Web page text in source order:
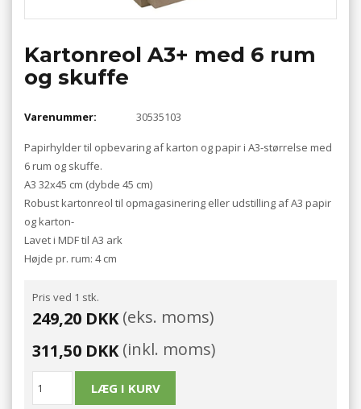
Kartonreol A3+ med 6 rum
og skuffe
Varenummer: 30535103
Papirhylder til opbevaring af karton og papir i A3-størrelse med
6 rum og skuffe.
A3 32x45 cm (dybde 45 cm)
Robust kartonreol til opmagasinering eller udstilling af A3 papir
og karton-
Lavet i MDF til A3 ark
Højde pr. rum: 4 cm
Pris ved 1 stk.
249,20 DKK(eks. moms)
311,50 DKK(inkl. moms)